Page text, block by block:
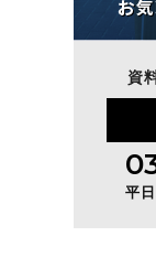
資
平